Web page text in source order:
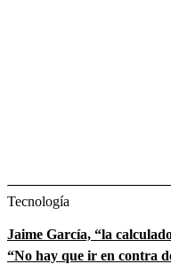
Tecnología
Jaime García, “la
“No hay que ir en contra